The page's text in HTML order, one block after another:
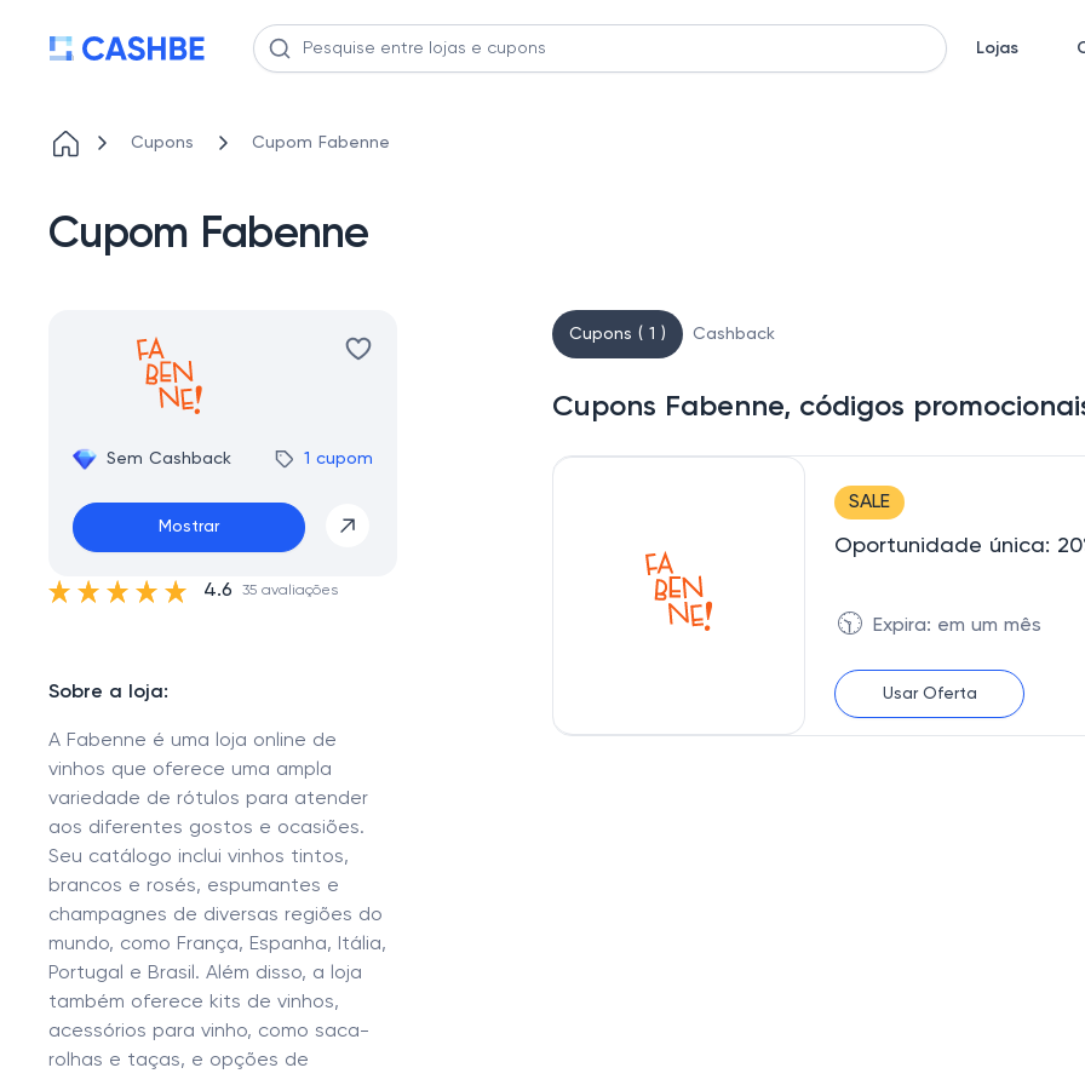
Lojas
Cupons Cupom Fabenne
Cupom Fabenne
Sem Cashback 1 cupom
Mostrar
4.6 35 avaliações
Sobre a loja:
A Fabenne é uma loja online de
vinhos que oferece uma ampla
variedade de rótulos para atender
aos diferentes gostos e ocasiões.
Seu catálogo inclui vinhos tintos,
brancos e rosés, espumantes e
champagnes de diversas regiões do
mundo, como França, Espanha, Itália,
Portugal e Brasil. Além disso, a loja
também oferece kits de vinhos,
acessórios para vinho, como saca-
rolhas e taças, e opções de
Cupons ( 1 ) Cashback
Cupons Fabenne, códigos
SALE
Oportunidade única:
🕥 Expira: em um mês
Usar Oferta